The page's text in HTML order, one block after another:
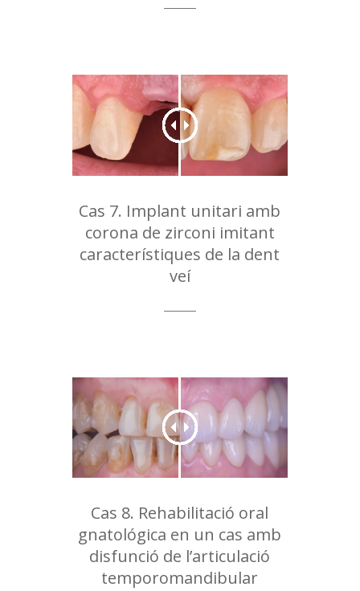
Cas 7. Implant unitari amb
corona de zirconi imitant
característiques de la dent
veí
Cas 8. Rehabilitació oral
gnatológica en un cas amb
disfunció de l’articulació
temporomandibular